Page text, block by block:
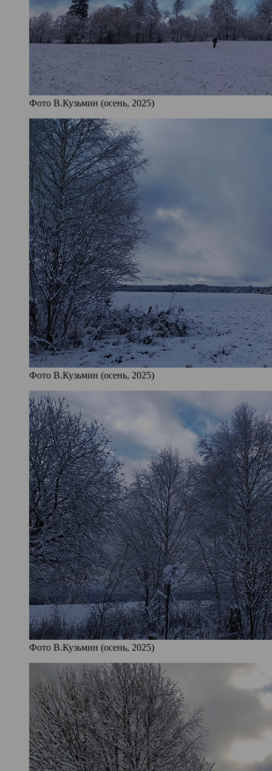
Фото В.Кузьмин (осень, 2025)
Фото В.Кузьмин (осень, 2025)
Фото В.Кузьмин (осень, 2025)